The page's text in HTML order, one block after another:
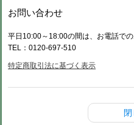
お問い合わせ
平日10:00～18:00の間は、お電話で
TEL：0120-697-510
特定商取引法に基づく表示
閉